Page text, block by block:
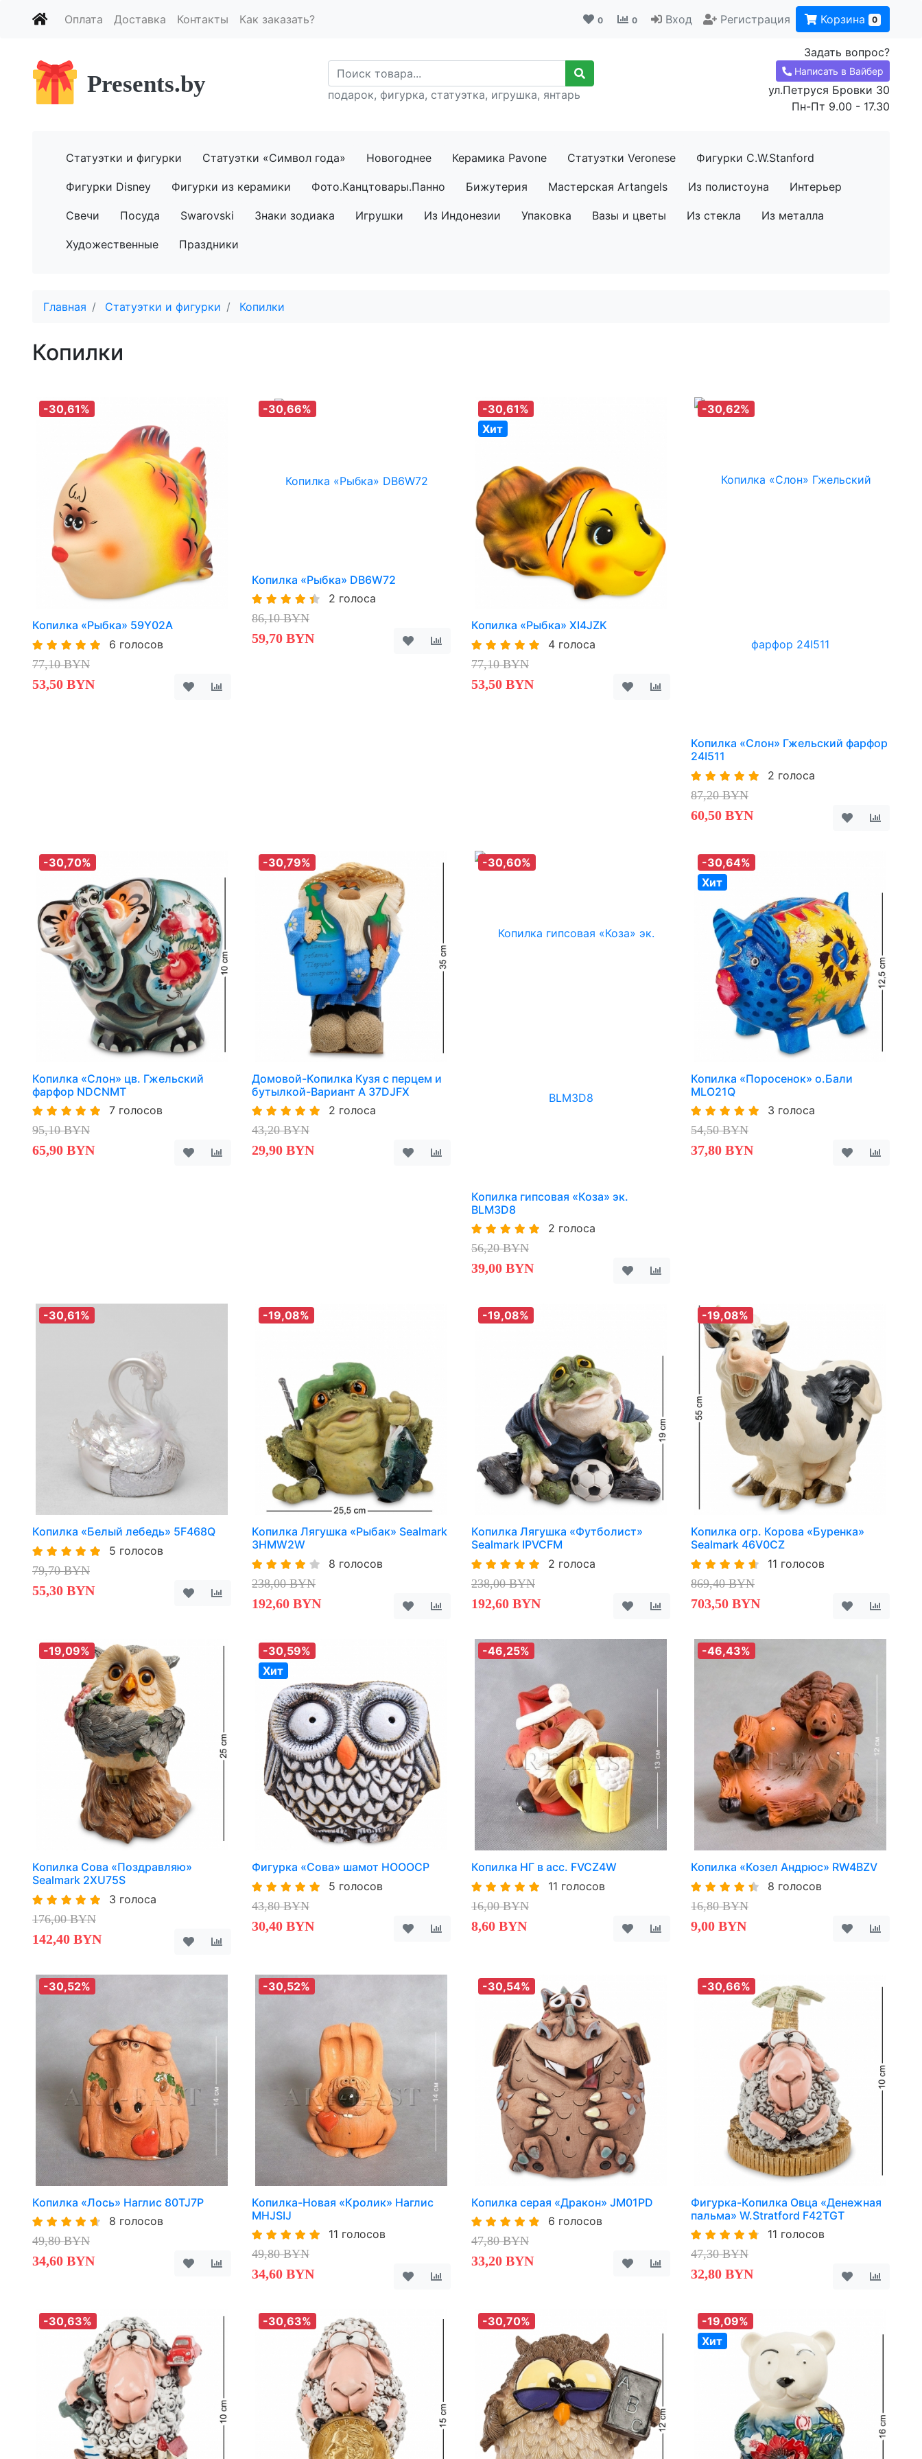
Оплата Доставка Контакты Как заказать? 0 0 Вход Регистрация Корзина 0
Presents.by подарок, фигурка, статуэтка, игрушка, янтарь
Задать вопрос?
Написать в Вайбер
ул.Петруся Бровки 30
Пн-Пт 9.00 - 17.30
Статуэтки и фигурки Статуэтки «Символ года» Новогоднее Керамика Pavone Статуэтки Veronese Фигурки C.W.Stanford
Фигурки Disney Фигурки из керамики Фото.Канцтовары.Панно Бижутерия Мастерская Artangels Из полистоуна Интерьер
Свечи Посуда Swarovski Знаки зодиака Игрушки Из Индонезии Упаковка Вазы и цветы Из стекла Из металла
Художественные Праздники
Главная Статуэтки и фигурки Копилки
Копилки
-30,61%
Копилка «Рыбка» 59Y02A
6 голосов
77,10 BYN
53,50 BYN
-30,66%
Копилка «Рыбка» DB6W72
2 голоса
86,10 BYN
59,70 BYN
-30,61%
Хит
Копилка «Рыбка» XI4JZK
4 голоса
77,10 BYN
53,50 BYN
-30,62%
Копилка «Слон» Гжельский фарфор
24I511
2 голоса
87,20 BYN
60,50 BYN
-30,70%
Копилка «Слон» цв. Гжельский
фарфор NDCNMT
7 голосов
95,10 BYN
65,90 BYN
-30,79%
Домовой-Копилка Кузя с перцем и
бутылкой-Вариант A 37DJFX
2 голоса
43,20 BYN
29,90 BYN
-30,60%
Копилка гипсовая «Коза» эк.
BLM3D8
2 голоса
56,20 BYN
39,00 BYN
-30,64%
Хит
Копилка «Поросенок» о.Бали
MLO21Q
3 голоса
54,50 BYN
37,80 BYN
-30,61%
Копилка «Белый лебедь» 5F468Q
5 голосов
79,70 BYN
55,30 BYN
-19,08%
Копилка Лягушка «Рыбак» Sealmark
3HMW2W
8 голосов
238,00 BYN
192,60 BYN
-19,08%
Копилка Лягушка «Футболист»
Sealmark IPVCFM
2 голоса
238,00 BYN
192,60 BYN
-19,08%
Копилка огр. Корова «Буренка»
Sealmark 46V0CZ
11 голосов
869,40 BYN
703,50 BYN
-19,09%
Копилка Сова «Поздравляю»
Sealmark 2XU75S
3 голоса
176,00 BYN
142,40 BYN
-30,59%
Хит
Фигурка «Сова» шамот HOOOCP
5 голосов
43,80 BYN
30,40 BYN
-46,25%
Копилка НГ в асс. FVCZ4W
11 голосов
16,00 BYN
8,60 BYN
-46,43%
Копилка «Козел Андрюс» RW4BZV
8 голосов
16,80 BYN
9,00 BYN
-30,52%
Копилка «Лось» Наглис 80TJ7P
8 голосов
49,80 BYN
34,60 BYN
-30,52%
Копилка-Новая «Кролик» Наглис
MHJSIJ
11 голосов
49,80 BYN
34,60 BYN
-30,54%
Копилка серая «Дракон» JM01PD
6 голосов
47,80 BYN
33,20 BYN
-30,66%
Фигурка-Копилка Овца «Денежная
пальма» W.Stratford F42TGT
11 голосов
47,30 BYN
32,80 BYN
-30,63% -30,63% -30,70%
-19,09%
Хит